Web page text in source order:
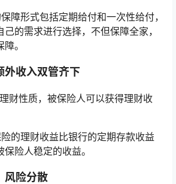
障形式包括定期给付和一次性给付，
的需求进行选择，不但保障全家，
。
外收入双管齐下
财性质，被保险人可以获得理财收
的理财收益比银行的定期存款收益
险人稳定的收益。
风险分散